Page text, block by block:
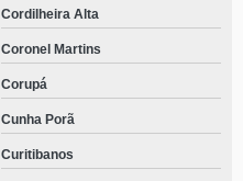
Cordilheira Alta
Coronel Martins
Corupá
Cunha Porã
Curitibanos